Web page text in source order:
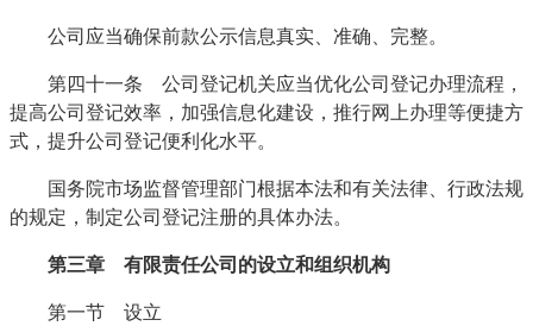
公司应当确保前款公示信息真实、准确、完整。
第四十一条 公司登记机关应当优化公司登记办理流程，
提高公司登记效率，加强信息化建设，推行网上办理等便捷方
式，提升公司登记便利化水平。
国务院市场监督管理部门根据本法和有关法律、行政法规
的规定，制定公司登记注册的具体办法。
第三章 有限责任公司的设立和组织机构
第一节 设立